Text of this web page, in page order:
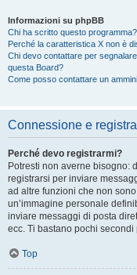
Informazioni su phpBB
Chi ha scritto questo programma?
Perché la caratteristica X non è
Chi devo contattare per
questa Board?
Come posso contattare un
Connessione e
Perché devo registrarmi?
Potresti non averne bisogno:
registrarsi per inviare
ad altre funzioni che non
un’immagine personale
inviare messaggi di posta
ecc. Ti bastano pochi
Top